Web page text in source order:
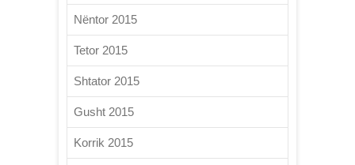
Nëntor 2015
Tetor 2015
Shtator 2015
Gusht 2015
Korrik 2015